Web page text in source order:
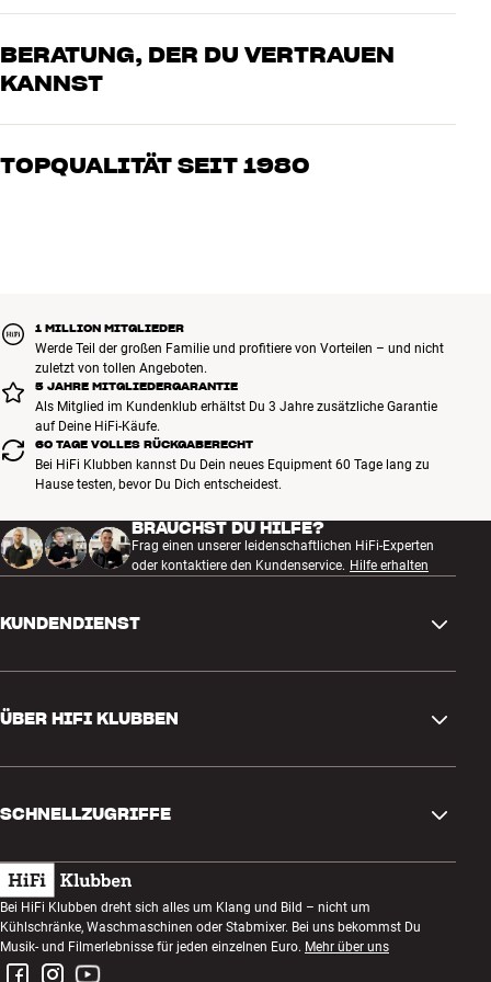
BERATUNG, DER DU VERTRAUEN
KANNST
Unsere Mitarbeiter sind echte Enthusiasten, die unsere Produkte
oder Heimkino. Erzähle uns, wovon Du träumst, und wir finden
TOPQUALITÄT SEIT 1980
1 MILLION MITGLIEDER
Werde Teil der großen Familie und profitiere von Vorteilen – und nicht
zuletzt von tollen Angeboten.
5 JAHRE MITGLIEDERGARANTIE
Als Mitglied im Kundenklub erhältst Du 3 Jahre zusätzliche Garantie
auf Deine HiFi-Käufe.
60 TAGE VOLLES RÜCKGABERECHT
Bei HiFi Klubben kannst Du Dein neues Equipment 60 Tage lang zu
Hause testen, bevor Du Dich entscheidest.
BRAUCHST DU HILFE?
Frag einen unserer leidenschaftlichen HiFi-Experten
oder kontaktiere den Kundenservice. Hilfe erhalten
KUNDENDIENST
Rückgabe und Reklamation
Bestellung widerrufen
AGB
Datenschutzerklärung
Impressum
ÜBER HIFI KLUBBEN
Kundenklub
Abend zum Zuhören
Wettbewerbe
SCHNELLZUGRIFFE
Geschenkkarte
Bauen mit Klang
Montage und Installation
Bei HiFi Klubben dreht sich alles um Klang und Bild – nicht um
Kühlschränke, Waschmaschinen oder Stabmixer. Bei uns bekommst Du
Musik- und Filmerlebnisse für jeden einzelnen Euro. Mehr über uns